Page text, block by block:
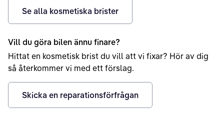
Se alla kosmetiska brister
Vill du göra bilen ännu finare?
Hittat en kosmetisk brist du vill att vi fixar? Hör av dig
så återkommer vi med ett förslag.
Skicka en reparationsförfrågan